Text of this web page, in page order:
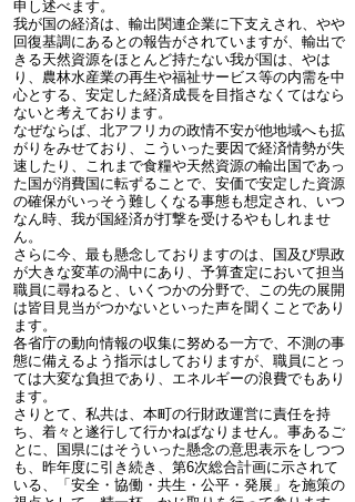
申し述べます。
我が国の経済は、輸出関連企業に下支えされ、やや
回復基調にあるとの報告がされていますが、輸出で
きる天然資源をほとんど持たない我が国は、やは
り、農林水産業の再生や福祉サービス等の内需を中
心とする、安定した経済成長を目指さなくてはなら
ないと考えております。
なぜならば、北アフリカの政情不安が他地域へも拡
がりをみせており、こういった要因で経済情勢が失
速したり、これまで食糧や天然資源の輸出国であっ
た国が消費国に転ずることで、安価で安定した資源
の確保がいっそう難しくなる事態も想定され、いつ
なん時、我が国経済が打撃を受けるやもしれませ
ん。
さらに今、最も懸念しておりますのは、国及び県政
が大きな変革の渦中にあり、予算査定において担当
職員に尋ねると、いくつかの分野で、この先の展開
は皆目見当がつかないといった声を聞くことであり
ます。
各省庁の動向情報の収集に努める一方で、不測の事
態に備えるよう指示はしておりますが、職員にとっ
ては大変な負担であり、エネルギーの浪費でもあり
ます。
さりとて、私共は、本町の行財政運営に責任を持
ち、着々と遂行して行かねばなりません。事あるご
とに、国県にはそういった懸念の意思表示をしつつ
も、昨年度に引き続き、第6次総合計画に示されて
いる、「安全・協働・共生・公平・発展」を施策の